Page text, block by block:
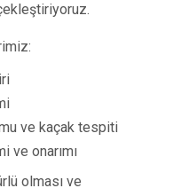
ve kaçak tespiti
ve onarımı
olması ve